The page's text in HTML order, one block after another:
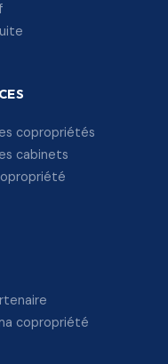
copropriétés
cabinets
copropriété